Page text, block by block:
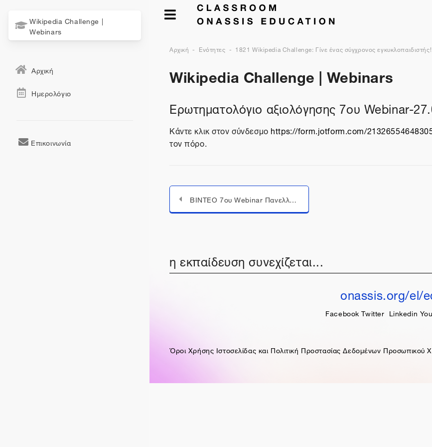
Αρχική Ενότητες 1821 Wikipedia Challenge: Γίνε ένας σύγχρονος εγκυκλοπαιδιστής!
Wikipedia Challenge | Webinars
Ερωτηματολόγιο αξιολόγησης 7ου Webinar-
Κάντε κλικ στον σύνδεσμο https://form.jotform.com/
τον πόρο.
ΒΙΝΤΕΟ 7oυ Webinar Πανελλήνιου Μαθητικού Διαγωνισμού “Wikipedia Challenge: Γίνε ένας σύγχρονος εγκυκλοπαιδιστής”
Wikipedia Challenge |
Webinars
Αρχική
Ημερολόγιο
Επικοινωνία
η εκπαίδευση συνεχίζεται...
onassis.org/el/
Facebook Twitter Linkedin
Όροι Χρήσης Ιστοσελίδας και Πολιτική Προστασίας Δεδομένων Προσωπικού